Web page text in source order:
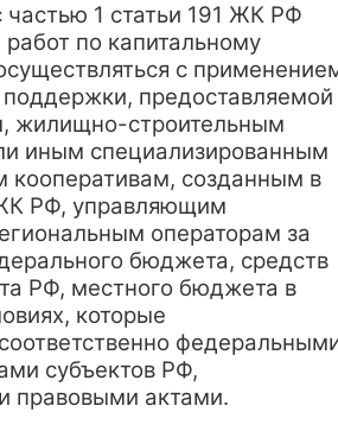
частью 1 статьи 191 ЖК РФ
по капитальному
с
предоставляемой
строительным
иным специализированным
кооперативам, созданным в
РФ, управляющим
операторам за
бюджета, средств
РФ, местного бюджета в
которые
субъектов РФ,
правовыми актами.